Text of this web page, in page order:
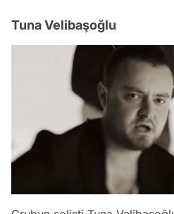
Tuna Velibaşoğlu